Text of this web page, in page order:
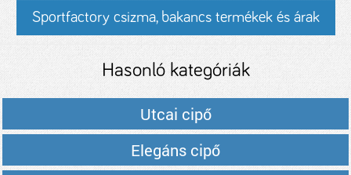
Sportfactory csizma, bakancs termékek és árak
Hasonló kategóriák
Utcai cipő
Elegáns cipő